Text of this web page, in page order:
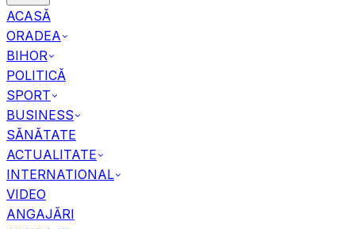
ACASĂ
ORADEA
BIHOR
POLITICĂ
SPORT
BUSINESS
SĂNĂTATE
ACTUALITATE
INTERNATIONAL
VIDEO
ANGAJĂRI